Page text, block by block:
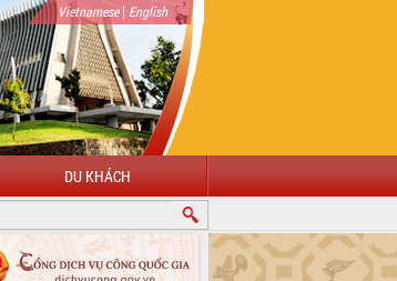
Vietnamese| English
DU KHÁCH